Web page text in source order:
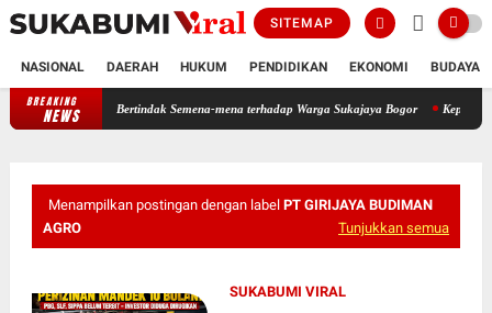
SITEMAP
NASIONAL DAERAH HUKUM PENDIDIKAN EKONOMI BUDAYA
BREAKING
NEWS
Dituding Bertindak Semena-mena terhadap Warga Sukajaya Bogor Kepala Desa
Menampilkan postingan dengan label PT GIRIJAYA BUDIMAN
AGRO
Tunjukkan semua
SUKABUMI VIRAL